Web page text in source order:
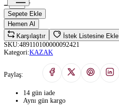
Sepete Ekle
Hemen Al
Karşılaştır
İstek Listesine Ekle
SKU:489110100000092421
Kategori:KAZAK
Paylaş:
14 gün iade
Aynı gün kargo